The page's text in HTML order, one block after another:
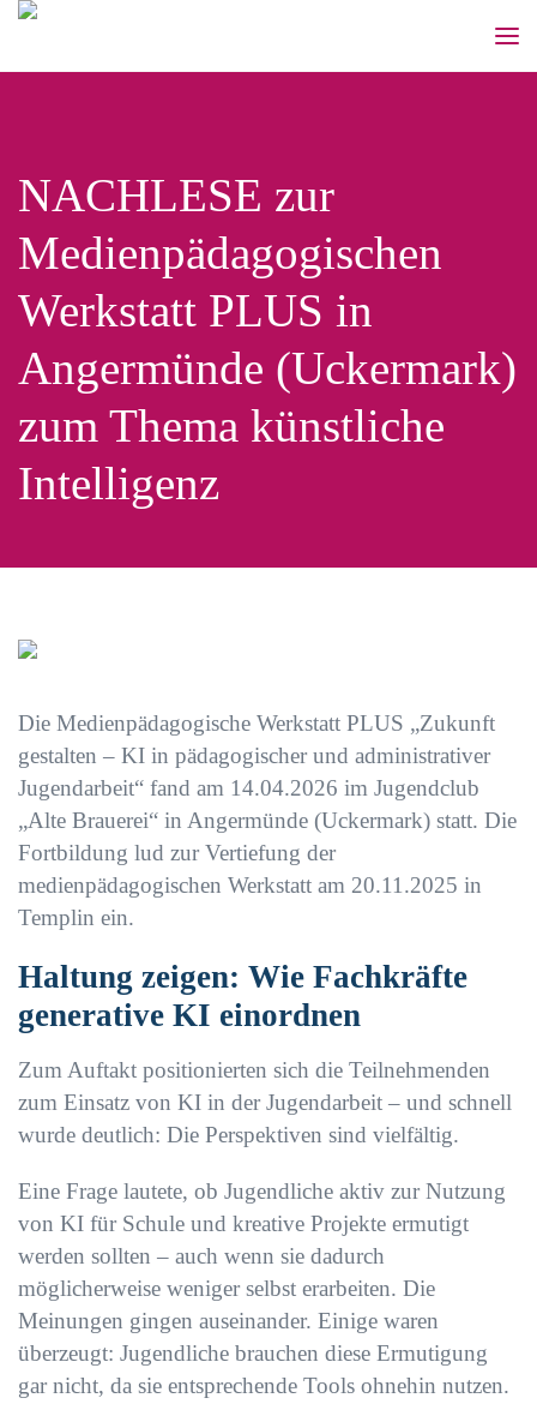
NACHLESE zur
Medienpädagogischen
Werkstatt PLUS in
Angermünde (Uckermark)
zum Thema künstliche
Intelligenz
Die Medienpädagogische Werkstatt PLUS „Zukunft
gestalten – KI in pädagogischer und administrativer
Jugendarbeit“ fand am 14.04.2026 im Jugendclub
„Alte Brauerei“ in Angermünde (Uckermark) statt. Die
Fortbildung lud zur Vertiefung der
medienpädagogischen Werkstatt am 20.11.2025 in
Templin ein.
Haltung zeigen: Wie Fachkräfte
generative KI einordnen
Zum Auftakt positionierten sich die Teilnehmenden
zum Einsatz von KI in der Jugendarbeit – und schnell
wurde deutlich: Die Perspektiven sind vielfältig.
Eine Frage lautete, ob Jugendliche aktiv zur Nutzung
von KI für Schule und kreative Projekte ermutigt
werden sollten – auch wenn sie dadurch
möglicherweise weniger selbst erarbeiten. Die
Meinungen gingen auseinander. Einige waren
überzeugt: Jugendliche brauchen diese Ermutigung
gar nicht, da sie entsprechende Tools ohnehin nutzen.